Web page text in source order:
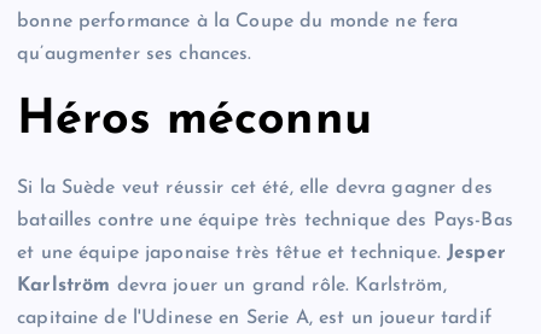
bonne performance à la Coupe du monde ne fera
qu’augmenter ses chances.
Héros méconnu
Si la Suède veut réussir cet été, elle devra gagner des
batailles contre une équipe très technique des Pays-Bas
et une équipe japonaise très têtue et technique. Jesper
Karlström devra jouer un grand rôle. Karlström,
capitaine de l'Udinese en Serie A, est un joueur tardif